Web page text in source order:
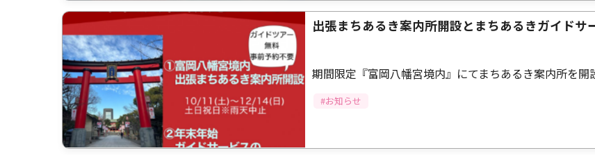
出張まちあるき案内所開設とまちあるきガイドサ
期間限定『富岡八幡宮境内』にてまちあるき案内所を開
#お知らせ